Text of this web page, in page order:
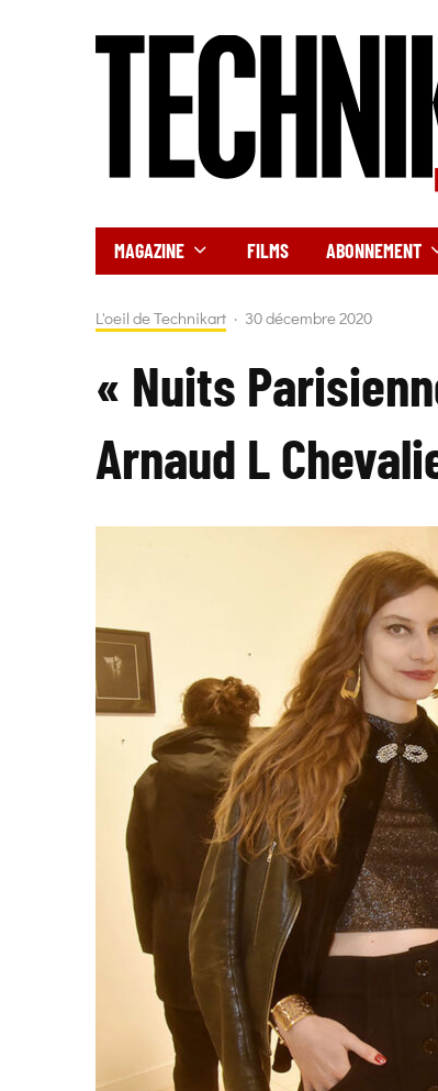
MAGAZINE FILMS ABONNEMENT
L'oeil de Technikart · 30 décembre 2020
« Nuits
Arnaud L